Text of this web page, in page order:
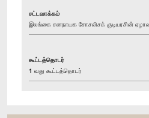
சட்டவாக்கம்
இலங்கை சனநாயக சோசலிசக் குடியரசின்
கூட்டத்தொடர்
1 வது கூட்டத்தொடர்